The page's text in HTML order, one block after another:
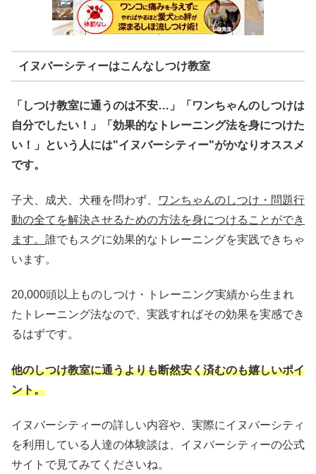
イヌバーシティーはこんなしつけ教室
「しつけ教室に通うのは不安…」「ワンちゃんのしつけは
自分でしたい！」「効果的なトレーニング法を身につけた
い！」という人には"イヌバーシティー"がかなりオススメ
です。
子犬、成犬、犬種を問わず、
ワンちゃんのしつけ・問題行
動の全てを解決させるための方法を身につけることができ
ます。 誰でもスグに効果的なトレーニングを実践できちゃ
います。
20,000頭以上ものしつけ・トレーニング実績から生まれ
たトレーニング法なので、実践すればその効果を実感でき
るはずです。
他のしつけ教室に通うよりも断然安く済むのも嬉しいポイ
ント。
イヌバーシティーの詳しい内容や、実際にイヌバーシティ
を利用している人達の体験談は、イヌバーシティーの公式
サイトで見てみてくださいね。